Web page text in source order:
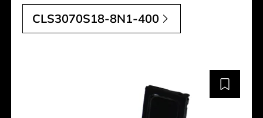
CLS3070S18-8N1-400